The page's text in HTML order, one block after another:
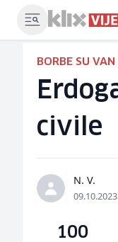
BORBE SU
civile
N. V.
100